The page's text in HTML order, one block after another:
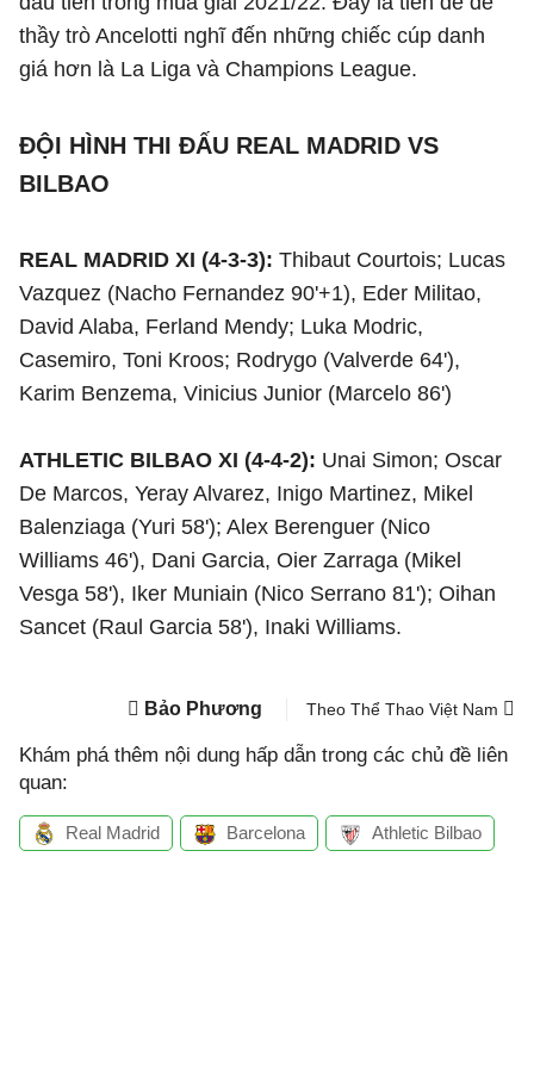
thầy trò Ancelotti nghĩ đến những chiếc cúp danh
giá hơn là La Liga và Champions League.
ĐỘI HÌNH THI ĐẤU REAL MADRID VS
BILBAO
REAL MADRID XI (4-3-3): Thibaut Courtois; Lucas
Vazquez (Nacho Fernandez 90'+1), Eder Militao,
David Alaba, Ferland Mendy; Luka Modric,
Casemiro, Toni Kroos; Rodrygo (Valverde 64'),
Karim Benzema, Vinicius Junior (Marcelo 86')
ATHLETIC BILBAO XI (4-4-2): Unai Simon; Oscar
De Marcos, Yeray Alvarez, Inigo Martinez, Mikel
Balenziaga (Yuri 58'); Alex Berenguer (Nico
Williams 46'), Dani Garcia, Oier Zarraga (Mikel
Vesga 58'), Iker Muniain (Nico Serrano 81'); Oihan
Sancet (Raul Garcia 58'), Inaki Williams.
Bảo Phương Theo Thể Thao Việt Nam
Khám phá thêm nội dung hấp dẫn trong các chủ đề liên
quan:
Real Madrid Barcelona Athletic Bilbao